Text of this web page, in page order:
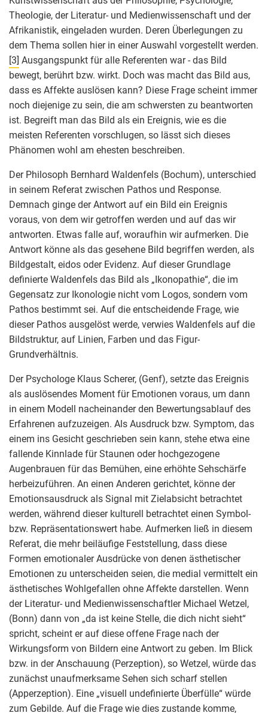
Theologie, der Literatur- und Medienwissenschaft und der
Afrikanistik, eingeladen wurden. Deren Überlegungen zu
dem Thema sollen hier in einer Auswahl vorgestellt werden.
[3] Ausgangspunkt für alle Referenten war - das Bild
bewegt, berührt bzw. wirkt. Doch was macht das Bild aus,
dass es Affekte auslösen kann? Diese Frage scheint immer
noch diejenige zu sein, die am schwersten zu beantworten
ist. Begreift man das Bild als ein Ereignis, wie es die
meisten Referenten vorschlugen, so lässt sich dieses
Phänomen wohl am ehesten beschreiben.
Der Philosoph Bernhard Waldenfels (Bochum), unterschied
in seinem Referat zwischen Pathos und Response.
Demnach ginge der Antwort auf ein Bild ein Ereignis
voraus, von dem wir getroffen werden und auf das wir
antworten. Etwas falle auf, woraufhin wir aufmerken. Die
Antwort könne als das gesehene Bild begriffen werden, als
Bildgestalt, eidos oder Evidenz. Auf dieser Grundlage
definierte Waldenfels das Bild als „Ikonopathie“, die im
Gegensatz zur Ikonologie nicht vom Logos, sondern vom
Pathos bestimmt sei. Auf die entscheidende Frage, wie
dieser Pathos ausgelöst werde, verwies Waldenfels auf die
Bildstruktur, auf Linien, Farben und das Figur-
Grundverhältnis.
Der Psychologe Klaus Scherer, (Genf), setzte das Ereignis
als auslösendes Moment für Emotionen voraus, um dann
in einem Modell nacheinander den Bewertungsablauf des
Erfahrenen aufzuzeigen. Als Ausdruck bzw. Symptom, das
einem ins Gesicht geschrieben sein kann, stehe etwa eine
fallende Kinnlade für Staunen oder hochgezogene
Augenbrauen für das Bemühen, eine erhöhte Sehschärfe
herbeizuführen. An einen Anderen gerichtet, könne der
Emotionsausdruck als Signal mit Zielabsicht betrachtet
werden, während dieser kulturell betrachtet einen Symbol-
bzw. Repräsentationswert habe. Aufmerken ließ in diesem
Referat, die mehr beiläufige Feststellung, dass diese
Formen emotionaler Ausdrücke von denen ästhetischer
Emotionen zu unterscheiden seien, die medial vermittelt ein
ästhetisches Wohlgefallen ohne Affekte darstellen. Wenn
der Literatur- und Medienwissenschaftler Michael Wetzel,
(Bonn) dann von „da ist keine Stelle, die dich nicht sieht“
spricht, scheint er auf diese offene Frage nach der
Wirkungsform von Bildern eine Antwort zu geben. Im Blick
bzw. in der Anschauung (Perzeption), so Wetzel, würde das
zunächst unaufmerksame Sehen sich scharf stellen
(Apperzeption). Eine „visuell undefinierte Überfülle“ würde
zum Gebilde. Auf die Frage wie dies zustande komme,